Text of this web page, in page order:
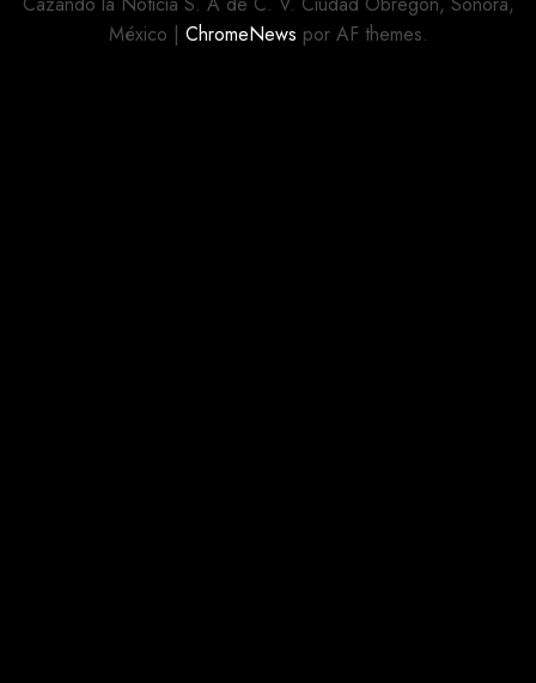
AGOSTO 3,
2026
México | ChromeNews por AF themes.